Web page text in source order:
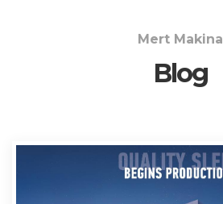
Mert Makina
Blog